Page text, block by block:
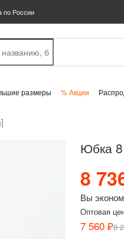
по России
размеры % Акции
Юбка
8
Вы
Оптовая
7 560 ₽8